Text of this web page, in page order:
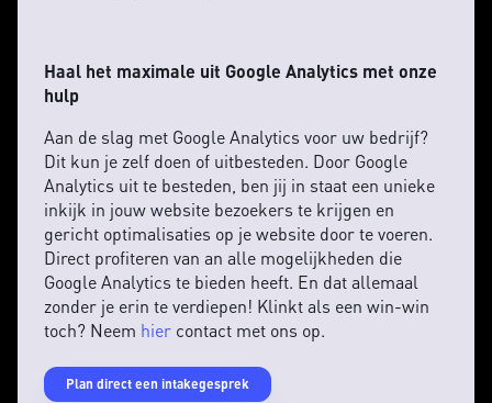
Haal het maximale uit Google Analytics met onze
hulp
Aan de slag met Google Analytics voor uw bedrijf?
Dit kun je zelf doen of uitbesteden. Door Google
Analytics uit te besteden, ben jij in staat een unieke
inkijk in jouw website bezoekers te krijgen en
gericht optimalisaties op je website door te voeren.
Direct profiteren van an alle mogelijkheden die
Google Analytics te bieden heeft. En dat allemaal
zonder je erin te verdiepen! Klinkt als een win-win
toch? Neem hier contact met ons op.
Plan direct een intakegesprek